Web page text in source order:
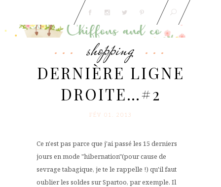
shopping
DERNIÈRE LIGNE
DROITE…#2
FÉV 01. 2013
Ce n'est pas parce que j'ai passé les 15 derniers
jours en mode "hibernation"(pour cause de
sevrage tabagique, je te le rappelle !) qu'il faut
oublier les soldes sur Spartoo, par exemple. Il